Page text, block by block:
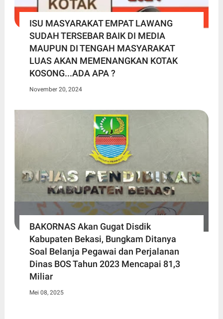
ISU MASYARAKAT EMPAT LAWANG
SUDAH TERSEBAR BAIK DI MEDIA
MAUPUN DI TENGAH MASYARAKAT
LUAS AKAN MEMENANGKAN KOTAK
KOSONG...ADA APA ?
November 20, 2024
BAKORNAS Akan Gugat Disdik
Kabupaten Bekasi, Bungkam Ditanya
Soal Belanja Pegawai dan Perjalanan
Dinas BOS Tahun 2023 Mencapai 81,3
Miliar
Mei 08, 2025